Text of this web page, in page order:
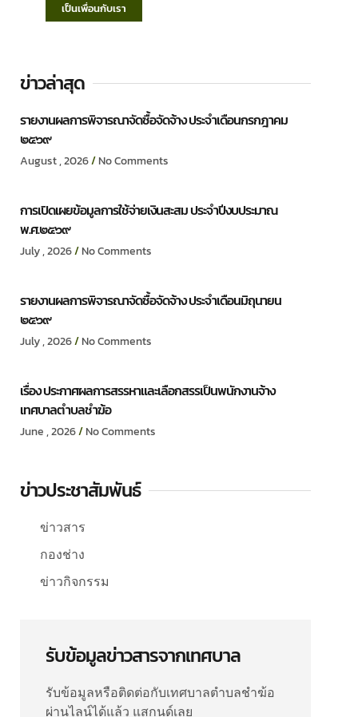
เป็นเพื่อนกับเรา
ข่าวล่าสุด
รายงานผลการพิจารณาจัดซื้อจัดจ้าง ประจำเดือนกรกฎาคม
๒๕๖๙
August , 2026 No Comments
การเปิดเผยข้อมูลการใช้จ่ายเงินสะสม ประจำปีงบประมาณ
พ.ศ.๒๕๖๙
July , 2026 No Comments
รายงานผลการพิจารณาจัดซื้อจัดจ้าง ประจำเดือนมิถุนายน
๒๕๖๙
July , 2026 No Comments
เรื่อง ประกาศผลการสรรหาและเลือกสรรเป็นพนักงานจ้าง
เทศบาลตำบลชำฆ้อ
June , 2026 No Comments
ข่าวประชาสัมพันธ์
ข่าวสาร
กองช่าง
ข่าวกิจกรรม
รับข้อมูลข่าวสารจากเทศบาล
รับข้อมูลหรือติดต่อกับเทศบาลตำบลชำฆ้อ
ผ่านไลน์ได้แล้ว แสกนด์เลย